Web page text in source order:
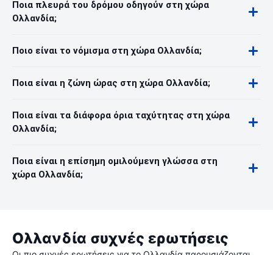
Ποια πλευρά του δρόμου οδηγούν στη χώρα
Ολλανδία;
Ποιο είναι το νόμισμα στη χώρα Ολλανδία;
Ποια είναι η ζώνη ώρας στη χώρα Ολλανδία;
Ποια είναι τα διάφορα όρια ταχύτητας στη χώρα
Ολλανδία;
Ποια είναι η επίσημη ομιλούμενη γλώσσα στη
χώρα Ολλανδία;
Ολλανδία συχνές ερωτήσεις